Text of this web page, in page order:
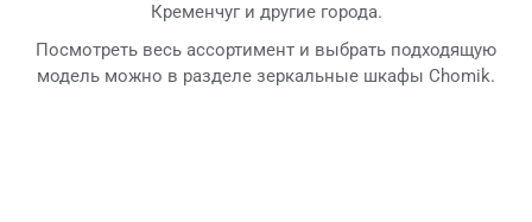
Кременчуг и другие города.
Посмотреть весь ассортимент и выбрать подходящую
модель можно в разделе зеркальные шкафы Chomik.